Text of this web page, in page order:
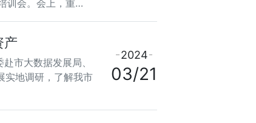
训会。会上，重庆
发言。
产
市大数据发展局、
实地调研，了解我市
2024
03/21